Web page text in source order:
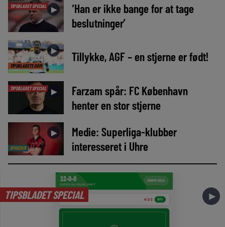
TIPSBLADET SPECIAL ►
‘Han er ikke bange for at tage
beslutninger’
TIPSBLADETS DOM
► Tillykke, AGF – en stjerne er født!
TIPSBLADET SPECIAL ►
Farzam spår: FC København
henter en stor stjerne
NYHEDER
►
Medie: Superliga-klubber
interesseret i Uhre
TIPSBLADET SPECIAL ►